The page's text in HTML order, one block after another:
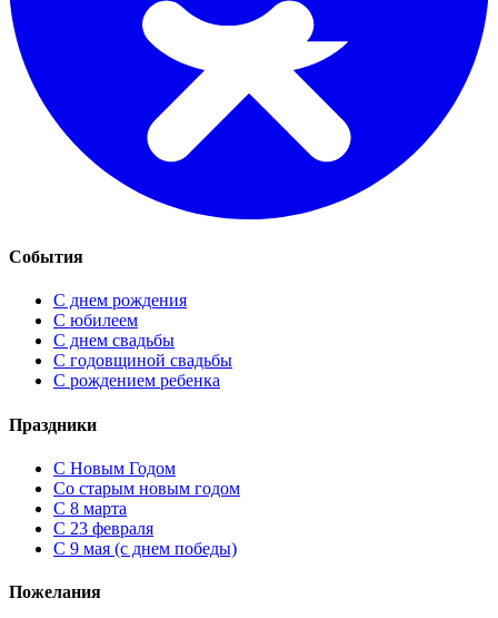
События
С днем рождения
С юбилеем
С днем свадьбы
С годовщиной свадьбы
С рождением ребенка
Праздники
C Новым Годом
Cо старым новым годом
С 8 марта
С 23 февраля
С 9 мая (с днем победы)
Пожелания